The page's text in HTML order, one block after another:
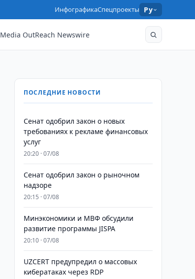
ИнфографикаСпецпроекты Ру
Media OutReach Newswire
ПОСЛЕДНИЕ НОВОСТИ
Сенат одобрил закон о новых
требованиях к рекламе финансовых
услуг
20:20 · 07/08
Сенат одобрил закон о рыночном
надзоре
20:15 · 07/08
Минэкономики и МВФ обсудили
развитие программы JISPA
20:10 · 07/08
UZCERT предупредил о массовых
кибератаках через RDP